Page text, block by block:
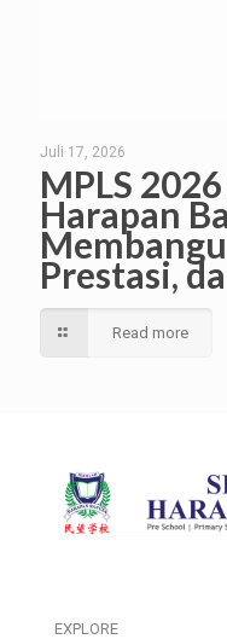
Juli 17, 2026
MPLS
Harapan
Prestasi,
Read more
EXPLORE